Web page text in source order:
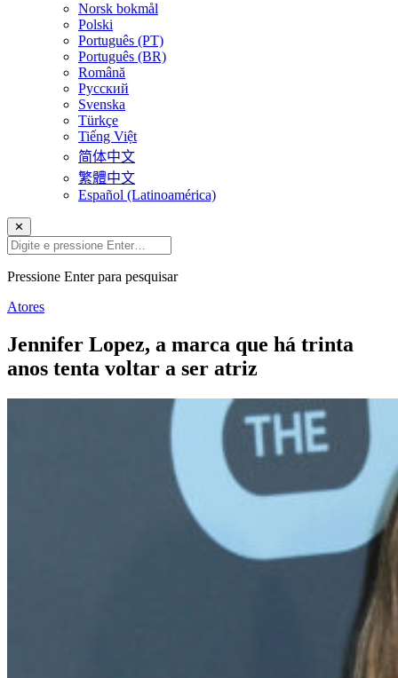
Norsk bokmål
Polski
Português (PT)
Português (BR)
Română
Русский
Svenska
Türkçe
Tiếng Việt
简体中文
繁體中文
Español (Latinoamérica)
✕
Pressione Enter para pesquisar
Atores
Jennifer Lopez, a marca que há trinta
anos tenta voltar a ser atriz